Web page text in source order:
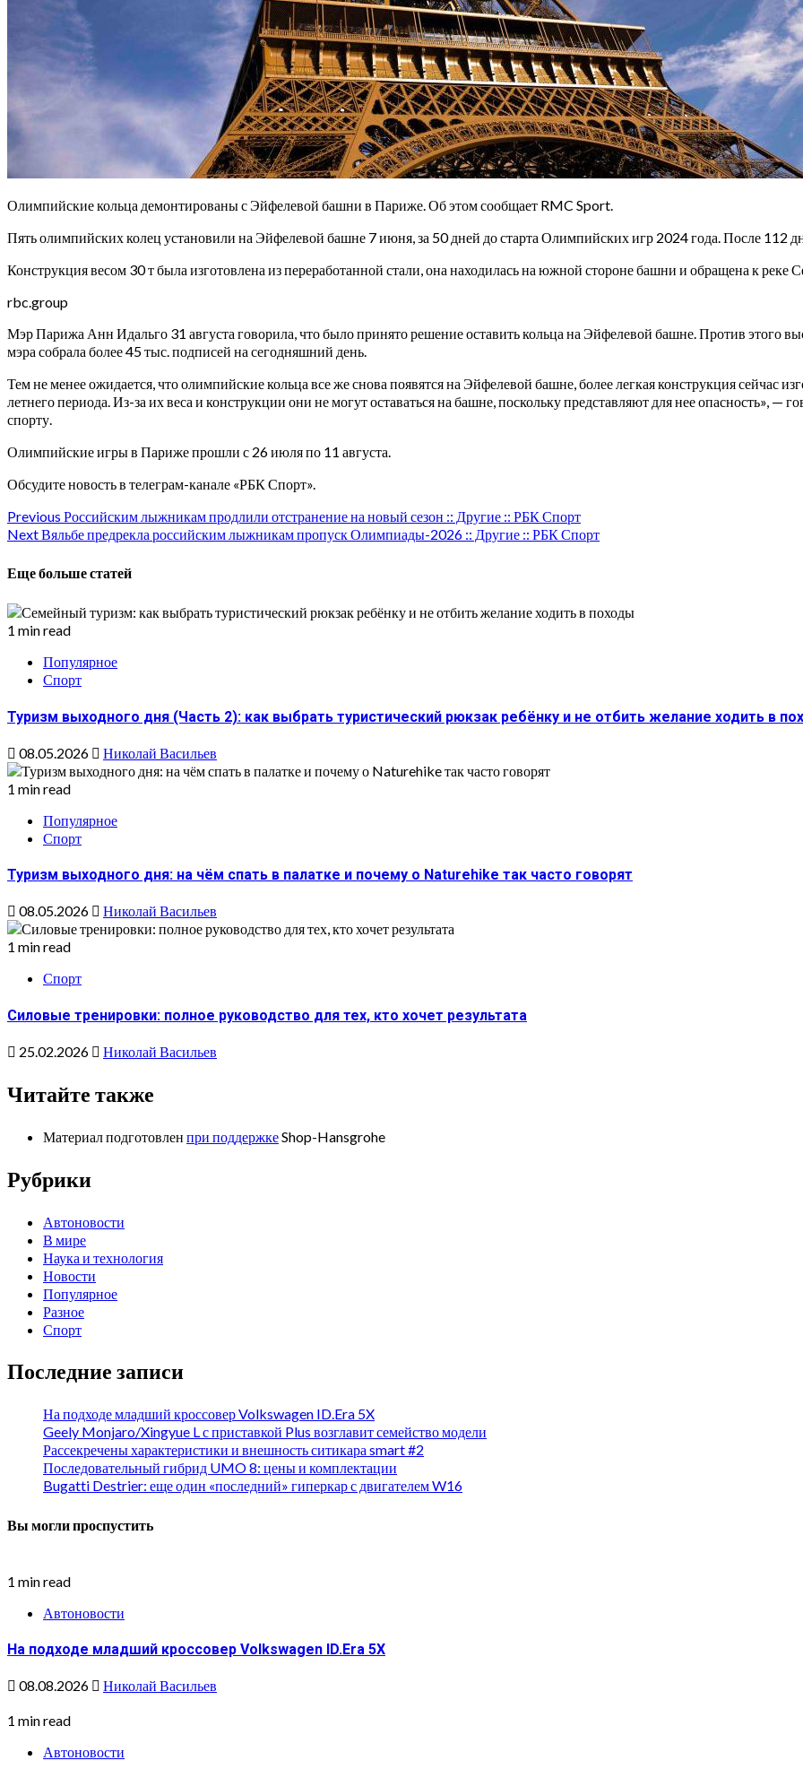
Олимпийские кольца демонтированы с Эйфелевой башни в Париже. Об этом сообщает RMC Sport.
Пять олимпийских колец установили на Эйфелевой башне 7 июня, за 50 дней до старта Олимпийских игр 2024 года. После 112
Конструкция весом 30 т была изготовлена из переработанной стали, она находилась на южной стороне башни и обращена к реке
rbc.group
Мэр Парижа Анн Идальго 31 августа говорила, что было принято решение оставить кольца на Эйфелевой башне. Против этого
мэра собрала более 45 тыс. подписей на сегодняшний день.
Тем не менее ожидается, что олимпийские кольца все же снова появятся на Эйфелевой башне, более легкая конструкция сейчас
летнего периода. Из-за их веса и конструкции они не могут оставаться на башне, поскольку представляют для нее опасность», —
спорту.
Олимпийские игры в Париже прошли с 26 июля по 11 августа.
Обсудите новость в телеграм-канале «РБК Спорт».
Continue
Previous Российским лыжникам продлили отстранение на новый сезон :: Другие :: РБК Спорт
NextВяльбе предрекла российским лыжникам пропуск Олимпиады-2026 :: Другие :: РБК Спорт
Еще больше статей
1 min read
Популярное
Спорт
Туризм выходного дня (Часть 2): как выбрать туристический рюкзак ребёнку и не отбить желание ходить в
08.05.2026 Николай Васильев
1 min read
Популярное
Спорт
Туризм выходного дня: на чём спать в палатке и почему о Naturehike так часто говорят
08.05.2026 Николай Васильев
1 min read
Спорт
Силовые тренировки: полное руководство для тех, кто хочет результата
25.02.2026 Николай Васильев
Читайте также
Материал подготовлен при поддержкеShop-Hansgrohe
Рубрики
Автоновости
В мире
Наука и технология
Новости
Популярное
Разное
Спорт
Последние записи
На подходе младший кроссовер Volkswagen ID.Era 5X
Geely Monjaro/Xingyue L с приставкой Plus возглавит семейство модели
Рассекречены характеристики и внешность ситикара smart #2
Последовательный гибрид UMO 8: цены и комплектации
Bugatti Destrier: еще один «последний» гиперкар с двигателем W16
Вы могли проспустить
1 min read
Автоновости
На подходе младший кроссовер Volkswagen ID.Era 5X
08.08.2026 Николай Васильев
1 min read
Автоновости